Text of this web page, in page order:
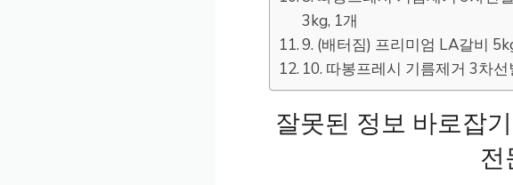
3kg, 1개
9. (배터짐) 프리미엄 LA갈비
10. 따봉프레시 기름제거 3차
잘못된 정보 바로잡
전